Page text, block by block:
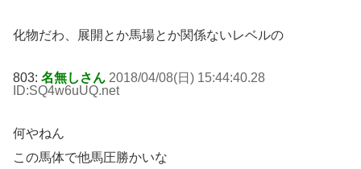
化物だわ、展開とか馬場とか関係ないレベルの
803: 名無しさん 2018/04/08(日) 15:44:40.28
ID:SQ4w6uUQ.net
何やねん
この馬体で他馬圧勝かいな